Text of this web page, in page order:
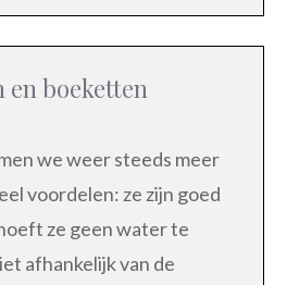
en boeketten
we weer steeds meer
voordelen: ze zijn goed
ze geen water te
afhankelijk van de